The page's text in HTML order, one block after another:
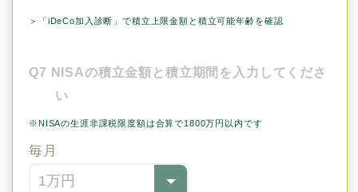
＞「iDeCo加入診断」で積立上限金額と積立可能年齢を確認
Q7 NISAの積立金額と積立期間を入力してくださ
い
※NISAの生涯非課税限度額は合算で1800万円以内です
毎月